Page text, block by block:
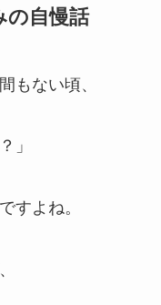
の自慢話
もない頃、
」
すよね。